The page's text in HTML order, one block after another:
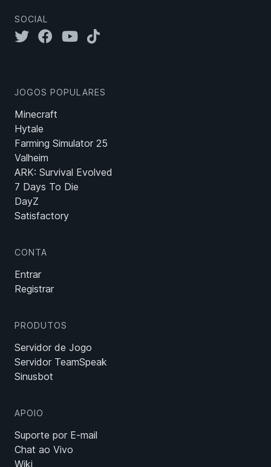
SOCIAL
JOGOS POPULARES
Minecraft
Hytale
Farming Simulator 25
Valheim
ARK: Survival Evolved
7 Days To Die
DayZ
Satisfactory
CONTA
Entrar
Registrar
PRODUTOS
Servidor de Jogo
Servidor TeamSpeak
Sinusbot
APOIO
Suporte por E-mail
Chat ao Vivo
Wiki